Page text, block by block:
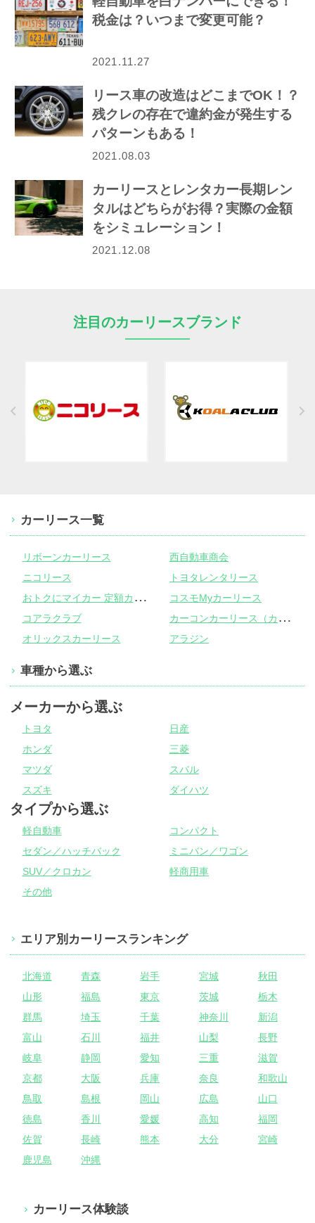
税金は？いつまで変更可能？
2021.11.27
リース車の改造はどこまでOK！？
残クレの存在で違約金が発生する
パターンもある！
2021.08.03
カーリースとレンタカー長期レン
タルはどちらがお得？実際の金額
をシミュレーション！
2021.12.08
注目のカーリースブランド
カーリース一覧
リボーンカーリース
西自動車商会
ニコリース
トヨタレンタリース
お
トクにマイカー 定額カルモくん
コスモMyカーリース
コアラクラブ
カ
ーコンカーリース（カーコンビニ倶楽部）
オリックスカーリース アラジン
車種から選ぶ
メーカーから選ぶ
トヨタ
日産
ホンダ
三菱
マツダ
スバル
スズキ
ダイハツ
タイプから選ぶ
軽自動車
コンパクト
セダン／ハッチバック
ミニバン／ワゴン
SUV／クロカン
軽商用車
その他
エリア別カーリースランキング
北海道 青森 岩手 宮城
秋田
山形
福島 東京 茨城
栃木
群馬
埼玉 千葉 神奈川
新潟
富山
石川 福井 山梨
長野
岐阜
静岡 愛知 三重
滋賀
京都
大阪 兵庫 奈良
和歌山
鳥取
島根 岡山 広島
山口
徳島
香川 愛媛 高知
福岡
佐賀
長崎 熊本 大分
宮崎
鹿児島
沖縄
カーリース体験談